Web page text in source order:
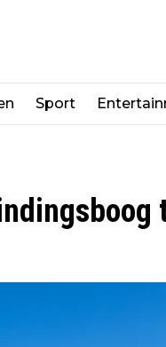
Sport